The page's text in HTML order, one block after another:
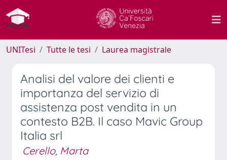
UNITesi Tutte le tesi Laurea magistrale
Analisi del valore dei clienti e
importanza del servizio di
assistenza post vendita in un
contesto B2B. Il caso Mavic Group
Italia srl
Cerello, Marta